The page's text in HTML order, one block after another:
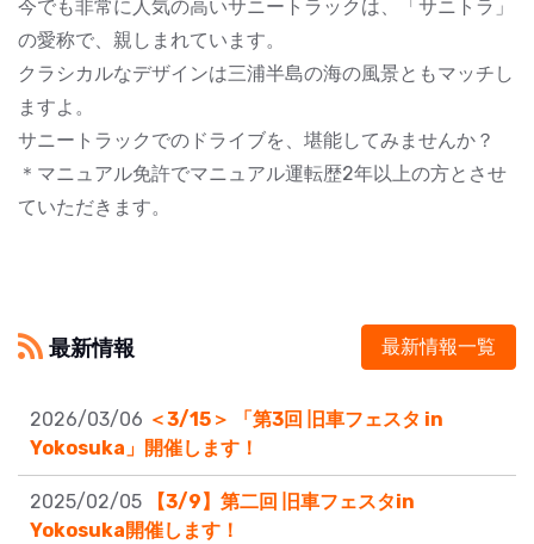
今でも非常に人気の高いサニートラックは、「サニトラ」
の愛称で、親しまれています。
クラシカルなデザインは三浦半島の海の風景ともマッチし
ますよ。
サニートラックでのドライブを、堪能してみませんか？
＊マニュアル免許でマニュアル運転歴2年以上の方とさせ
ていただきます。
最新情報 最新情報一覧
2026/03/06 ＜3/15＞ 「第3回 旧車フェスタ in
Yokosuka」開催します！
2025/02/05
【3/9】第二回 旧車フェスタin
Yokosuka開催します！